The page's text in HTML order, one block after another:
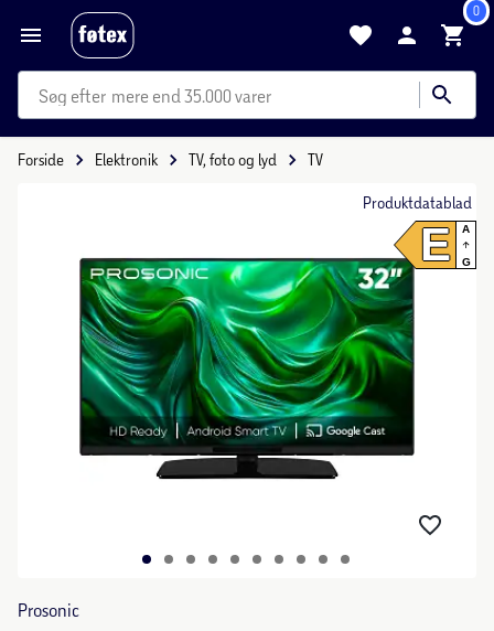
0
mere end 35.000 varer
Forside Elektronik TV, foto og lyd TV
Produktdatablad
E A
G
Prosonic